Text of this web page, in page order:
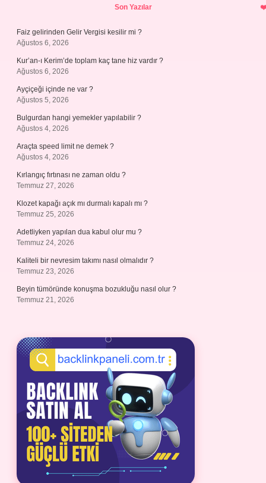
Son Yazılar
Faiz gelirinden Gelir Vergisi kesilir mi ?
Ağustos 6, 2026
Kur’an-ı Kerim’de toplam kaç tane hiz vardır ?
Ağustos 6, 2026
Ayçiçeği içinde ne var ?
Ağustos 5, 2026
Bulgurdan hangi yemekler yapılabilir ?
Ağustos 4, 2026
Araçta speed limit ne demek ?
Ağustos 4, 2026
Kırlangıç fırtınası ne zaman oldu ?
Temmuz 27, 2026
Klozet kapağı açık mı durmalı kapalı mı ?
Temmuz 25, 2026
Adetliyken yapılan dua kabul olur mu ?
Temmuz 24, 2026
Kaliteli bir nevresim takımı nasıl olmalıdır ?
Temmuz 23, 2026
Beyin tümöründe konuşma bozukluğu nasıl olur ?
Temmuz 21, 2026